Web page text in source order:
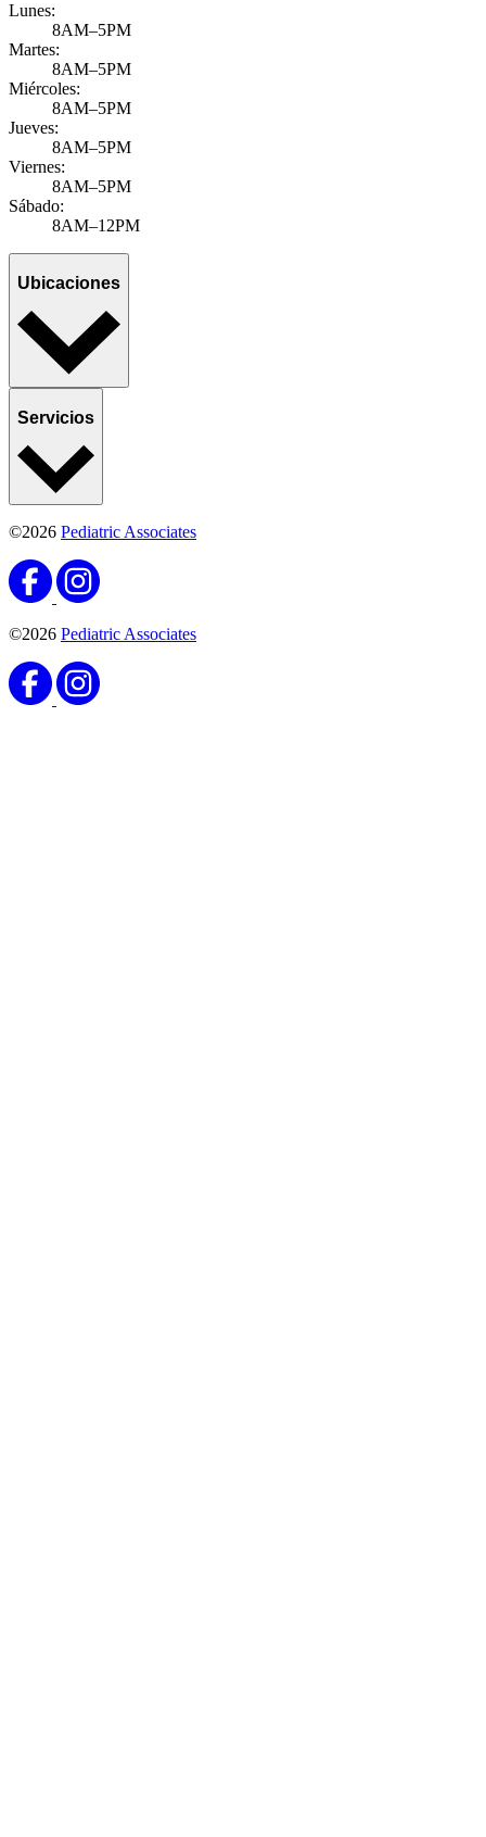
Lunes:
8AM–5PM
Martes:
8AM–5PM
Miércoles:
8AM–5PM
Jueves:
8AM–5PM
Viernes:
8AM–5PM
Sábado:
8AM–12PM
Ubicaciones
Servicios
©2026 Pediatric Associates
©2026 Pediatric Associates